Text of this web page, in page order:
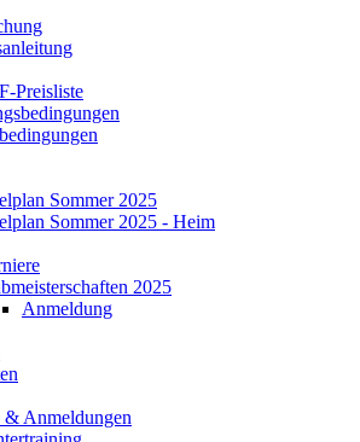
Preisliste
Sommer 2025
Sommer 2025 - Heim
2025
Anmeldung
& Anmeldungen